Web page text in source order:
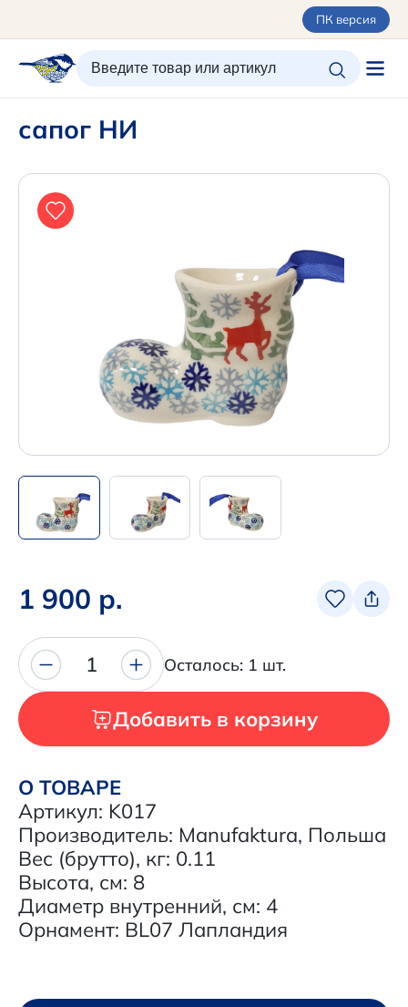
ПК версия
ИЗБРАННОЕ ВХОД/РЕГИСТРАЦИЯ КОРЗИНА
Орнаменты
О керамике
Оплата и доставка
Подарочные карты
Новинки
+7 (495) 680-44-95 /
+7 (495) 680-92-00
.
Написать нам в Телеграм
+7 (925) 294-91-85
,
в MAX
+7 (926) 702-09-76
сапог НИ
1 900 р.
О ТОВАРЕ
Артикул: K017
Производитель: Manufaktura, Польша
Вес (брутто), кг: 0.11
Высота, см: 8
Диаметр внутренний, см: 4
Орнамент: BL07 Лапландия
1 Осталось: 1 шт.
Добавить в корзину